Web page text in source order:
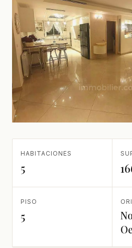
HABITACIONES
5
PISO
5